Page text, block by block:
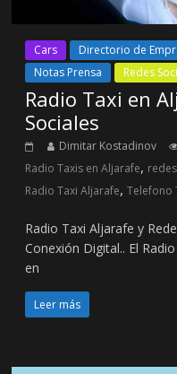
Cars Directorio de
Notas Prensa
Redes
Radio Taxi en
Sociales
Dimitar Kostadinov
Radio Taxis en Aljarafe,
Radio Taxi Aljarafe,Telefono
Radio Taxi Aljarafe y
Conexión Digital.. El
en
Leer más